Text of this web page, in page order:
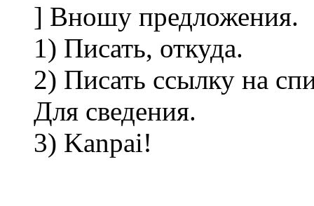
] Вношу предложения.
1) Писать, откуда.
2) Писать ссылку на
Для сведения.
3) Kanpai!